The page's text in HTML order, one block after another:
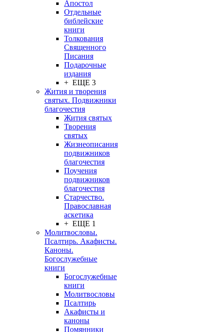
Апостол
Отдельные
библейские
книги
Толкования
Священного
Писания
Подарочные
издания
+ ЕЩЕ 3
Жития и творения
святых. Подвижники
благочестия
Жития святых
Творения
святых
Жизнеописания
подвижников
благочестия
Поучения
подвижников
благочестия
Старчество.
Православная
аскетика
+ ЕЩЕ 1
Молитвословы.
Псалтирь. Акафисты.
Каноны.
Богослужебные
книги
Богослужебные
книги
Молитвословы
Псалтирь
Акафисты и
каноны
Помянники